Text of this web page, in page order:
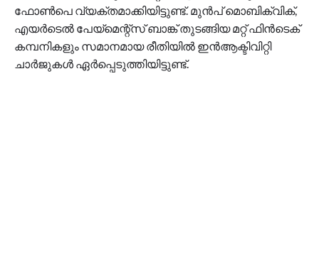
ഫോൺപെ വ്യക്തമാക്കിയിട്ടുണ്ട്. മുൻപ് മൊബിക്വിക്,
എയർടെൽ പേയ്‌മെന്റ്സ് ബാങ്ക് തുടങ്ങിയ മറ്റ് ഫിൻടെക്
കമ്പനികളും സമാനമായ രീതിയിൽ ഇൻആക്ടിവിറ്റി
ചാർജുകൾ ഏർപ്പെടുത്തിയിട്ടുണ്ട്.